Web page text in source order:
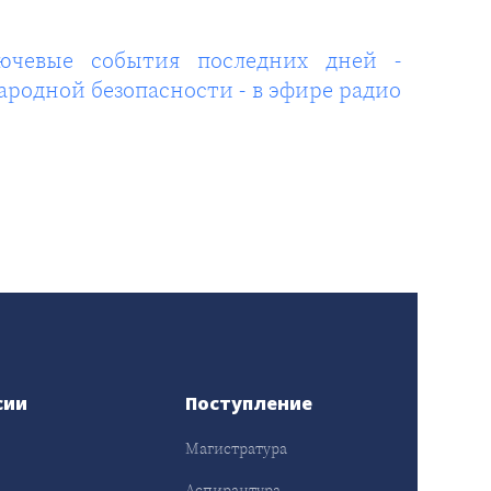
события последних дней -
безопасности - в эфире радио
Поступление
Магистратура